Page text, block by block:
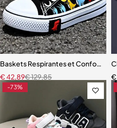
Baskets Respirantes et
€129,85
€42,89
€
-73%